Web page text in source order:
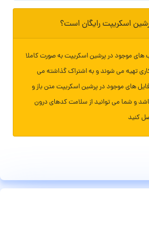
اسکریپت رایگان است؟
های موجود در پرشین اسکریپت به صورت کاملا
تهیه می شوند و به اشتراک گذاشته می
های موجود در پرشین اسکریپت متن باز و
و شما می توانید از سلامت کدهای درون
کنید